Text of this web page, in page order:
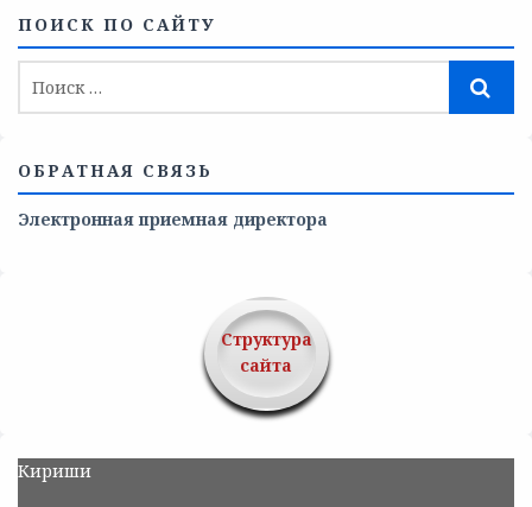
ПОИСК ПО САЙТУ
ОБРАТНАЯ СВЯЗЬ
Электронная приемная директора
Структура
сайта
Кириши